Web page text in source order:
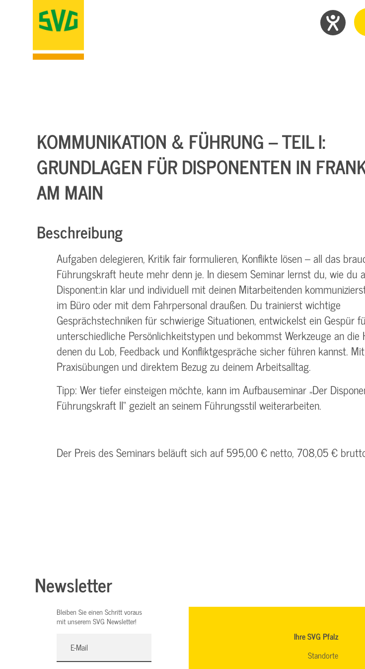
KOMMUNIKATION & FÜHRUNG – TEIL I:
GRUNDLAGEN FÜR DISPONENTEN IN
AM MAIN
Beschreibung
Aufgaben delegieren, Kritik fair formulieren, Konflikte lösen – all das
Führungskraft heute mehr denn je. In diesem Seminar lernst du, wie du
Disponent:in klar und individuell mit deinen Mitarbeitenden
im Büro oder mit dem Fahrpersonal draußen. Du trainierst wichtige
Gesprächstechniken für schwierige Situationen, entwickelst ein Gespür
unterschiedliche Persönlichkeitstypen und bekommst Werkzeuge an die
denen du Lob, Feedback und Konfliktgespräche sicher führen kannst.
Praxisübungen und direktem Bezug zu deinem Arbeitsalltag.
Tipp: Wer tiefer einsteigen möchte, kann im Aufbauseminar „Der
Führungskraft II“ gezielt an seinem Führungsstil weiterarbeiten.
Der Preis des Seminars beläuft sich auf 595,00 € netto, 708,05 €
Newsletter
Bleiben Sie einen Schritt voraus
mit unserem SVG Newsletter!
Ihre SVG Pfalz
Standorte